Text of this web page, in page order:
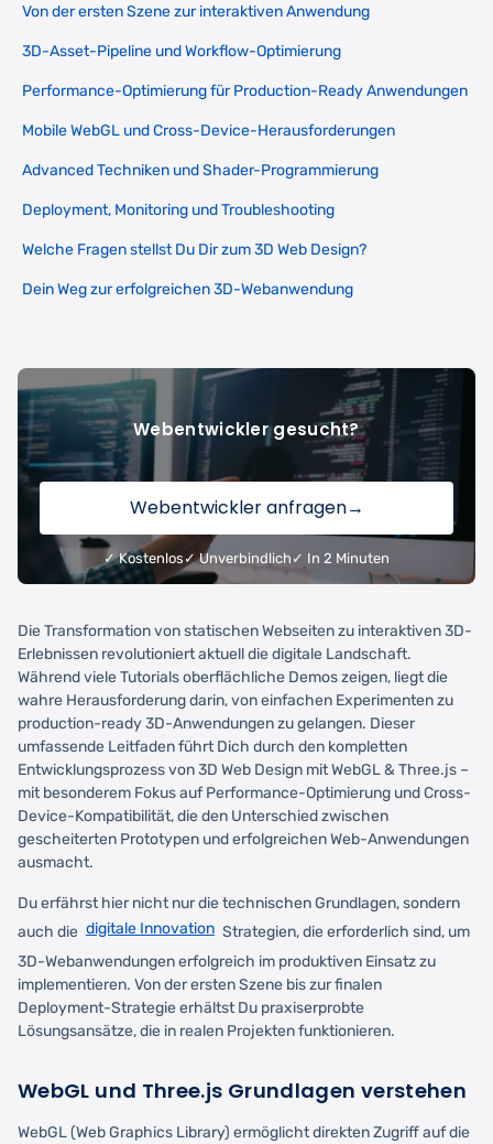
Von der ersten Szene zur interaktiven Anwendung
3D-Asset-Pipeline und Workflow-Optimierung
Performance-Optimierung für Production-Ready Anwendungen
Mobile WebGL und Cross-Device-Herausforderungen
Advanced Techniken und Shader-Programmierung
Deployment, Monitoring und Troubleshooting
Welche Fragen stellst Du Dir zum 3D Web Design?
Dein Weg zur erfolgreichen 3D-Webanwendung
Webentwickler gesucht?
Webentwickler anfragen→
✓ Kostenlos ✓ Unverbindlich ✓ In 2 Minuten
Die Transformation von statischen Webseiten zu interaktiven 3D-
Erlebnissen revolutioniert aktuell die digitale Landschaft.
Während viele Tutorials oberflächliche Demos zeigen, liegt die
wahre Herausforderung darin, von einfachen Experimenten zu
production-ready 3D-Anwendungen zu gelangen. Dieser
umfassende Leitfaden führt Dich durch den kompletten
Entwicklungsprozess von 3D Web Design mit WebGL & Three.js –
mit besonderem Fokus auf Performance-Optimierung und Cross-
Device-Kompatibilität, die den Unterschied zwischen
gescheiterten Prototypen und erfolgreichen Web-Anwendungen
ausmacht.
Du erfährst hier nicht nur die technischen Grundlagen, sondern
auch die digitale Innovation Strategien, die erforderlich sind, um
3D-Webanwendungen erfolgreich im produktiven Einsatz zu
implementieren. Von der ersten Szene bis zur finalen
Deployment-Strategie erhältst Du praxiserprobte
Lösungsansätze, die in realen Projekten funktionieren.
WebGL und Three.js Grundlagen verstehen
WebGL (Web Graphics Library) ermöglicht direkten Zugriff auf die